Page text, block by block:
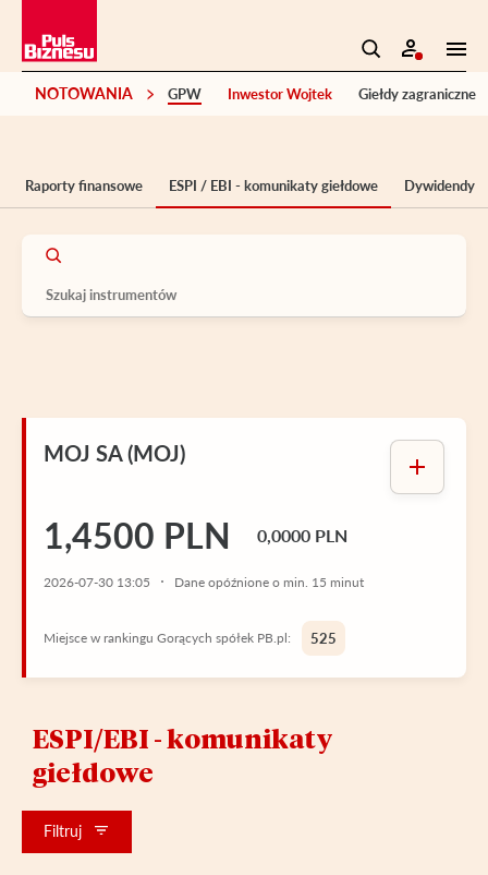
NOTOWANIA GPW Inwestor Wojtek Giełdy zagraniczne
Raporty finansowe ESPI / EBI - komunikaty giełdowe Dywidendy
MOJ SA (MOJ)
1,4500 PLN 0,0000 PLN
2026-07-30 13:05 Dane opóźnione o min. 15 minut
Miejsce w rankingu Gorących spółek PB.pl: 525
ESPI/EBI - komunikaty
giełdowe
Filtruj